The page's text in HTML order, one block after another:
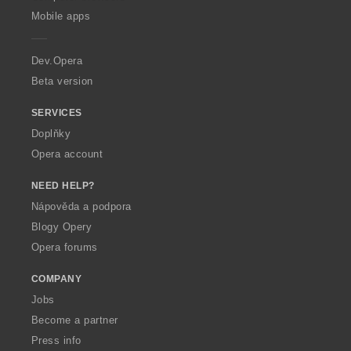
p
a
Mobile apps
Dev.Opera
Beta version
SERVICES
Doplňky
Opera account
NEED HELP?
Nápověda a podpora
Blogy Opery
Opera forums
COMPANY
Jobs
Become a partner
Press info